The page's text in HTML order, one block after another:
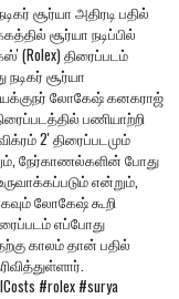
சூர்யா அதிரடி பதில்
சூர்யா நடிப்பில்
(Rolex) திரைப்படம்
சூர்யா
லோகேஷ் கனகராஜ்
பணியாற்றி
2' திரைப்படமும்
நேர்காணல்களின் போது
என்றும்,
லோகேஷ் கூறி
எப்போது
காலம் தான் பதில்
#rolex #surya